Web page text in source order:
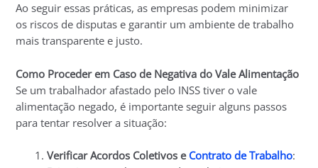
Ao seguir essas práticas, as empresas podem minimizar
os riscos de disputas e garantir um ambiente de trabalho
mais transparente e justo.
Como Proceder em Caso de Negativa do Vale Alimentação
Se um trabalhador afastado pelo INSS tiver o vale
alimentação negado, é importante seguir alguns passos
para tentar resolver a situação:
Verificar Acordos Coletivos e Contrato de Trabalho: